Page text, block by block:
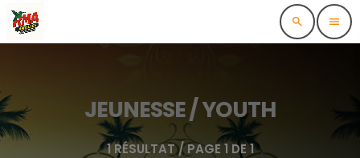
search menu
JEUNESSE / YOUTH
1 RÉSULTAT / PAGE 1 DE 1